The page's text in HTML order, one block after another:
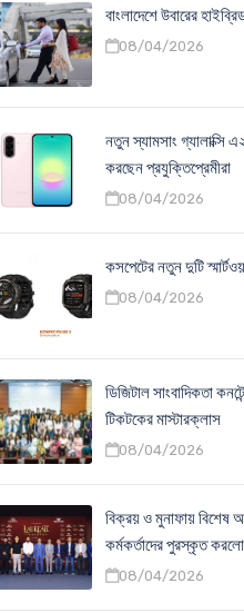
বাংলাদেশে উবারের
08/04/2026
নতুন স্যামসাং গ্যালাক্সি
করছেন প্রযুক্তিপ্রেমীরা
08/04/2026
কসপেটের নতুন দুটি
08/04/2026
ডিজিটাল সাংবাদিকতা
টিকটকের মাস্টারক্লাস
08/04/2026
বিক্রয় ও মুনাফায় বিশেষ
কর্মকর্তাদের পুরস্কৃত
08/04/2026